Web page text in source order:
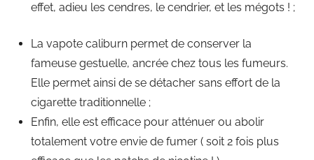
effet, adieu les cendres, le cendrier, et les mégots ! ;
La vapote caliburn permet de conserver la
fameuse gestuelle, ancrée chez tous les fumeurs.
Elle permet ainsi de se détacher sans effort de la
cigarette traditionnelle ;
Enfin, elle est efficace pour atténuer ou abolir
totalement votre envie de fumer ( soit 2 fois plus